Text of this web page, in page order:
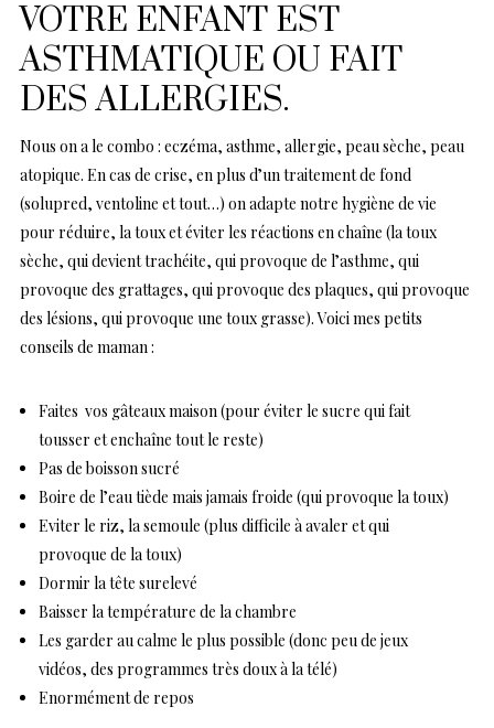
VOTRE ENFANT EST
ASTHMATIQUE OU FAIT
DES ALLERGIES.
Nous on a le combo : eczéma, asthme, allergie, peau sèche, peau
atopique. En cas de crise, en plus d’un traitement de fond
(solupred, ventoline et tout…) on adapte notre hygiène de vie
pour réduire, la toux et éviter les réactions en chaîne (la toux
sèche, qui devient trachéite, qui provoque de l’asthme, qui
provoque des grattages, qui provoque des plaques, qui provoque
des lésions, qui provoque une toux grasse). Voici mes petits
conseils de maman :
Faites vos gâteaux maison (pour éviter le sucre qui fait
tousser et enchaîne tout le reste)
Pas de boisson sucré
Boire de l’eau tiède mais jamais froide (qui provoque la toux)
Eviter le riz, la semoule (plus difficile à avaler et qui
provoque de la toux)
Dormir la tête surelevé
Baisser la température de la chambre
Les garder au calme le plus possible (donc peu de jeux
vidéos, des programmes très doux à la télé)
Enormément de repos